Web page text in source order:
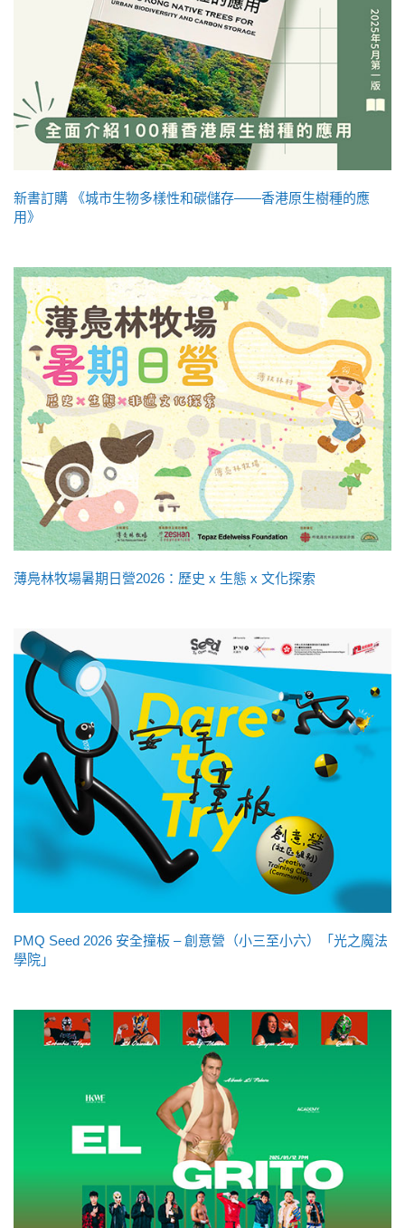
新書訂購 《城市生物多樣性和碳儲存——香港原生樹種的應
用》
薄鳧林牧場暑期日營2026：歷史 x 生態 x 文化探索
PMQ Seed 2026 安全撞板 – 創意營（小三至小六）「光之魔法
學院」